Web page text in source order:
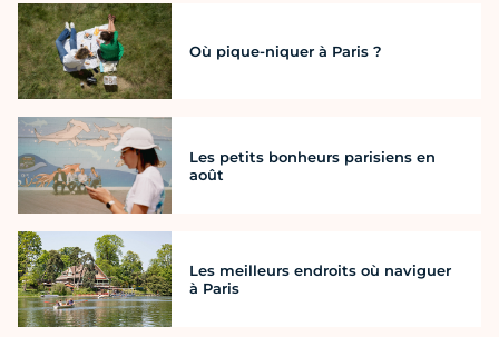
Où pique-niquer à Paris ?
Les petits bonheurs parisiens en
août
Les meilleurs endroits où naviguer
à Paris